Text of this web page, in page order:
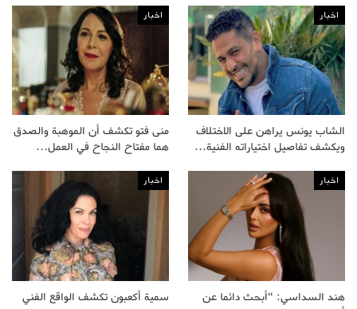
اخبار
الشاب يونس يراهن على الاختلاف
ويكشف تفاصيل اختياراته الفنية…
اخبار
منى فتو تكشف أن الموهبة والصدق
هما مفتاح النجاح في العمل…
اخبار
هند السداسي: “أبحث دائما عن
اخبار
سمية أكعبون تكشف الواقع الفني